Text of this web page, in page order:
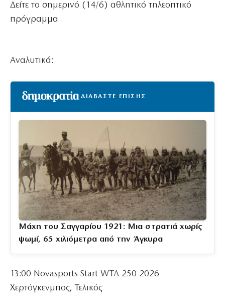
Δείτε το σημερινό (14/6) αθλητικό τηλεοπτικό
πρόγραμμα
Αναλυτικά:
ΔΙΑΒΑΣΤΕ ΕΠΙΣΗΣ
Μάχη του Σαγγαρίου 1921: Μια στρατιά χωρίς
ψωμί, 65 χιλιόμετρα από την Άγκυρα
13:00 Novasports Start WTA 250 2026
Χερτόγκενμπος, Τελικός